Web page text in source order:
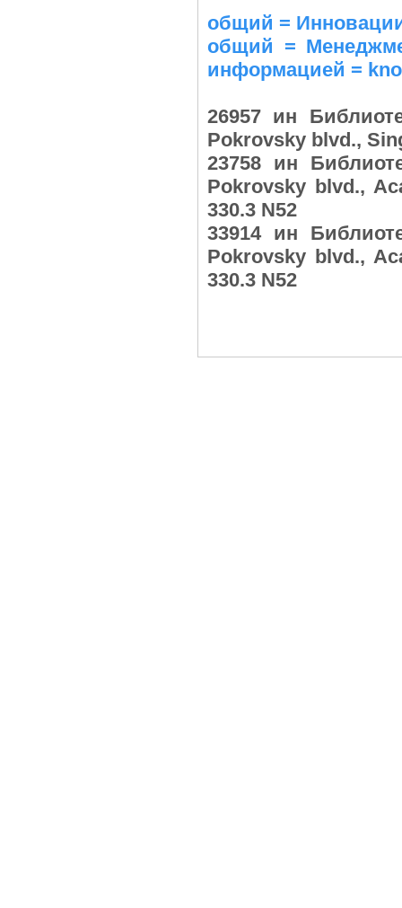
общий =
общий =
информацией =
26957 ин
Pokrovsky blvd.,
23758 ин
Pokrovsky blvd.,
330.3 N52
33914 ин
Pokrovsky blvd.,
330.3 N52